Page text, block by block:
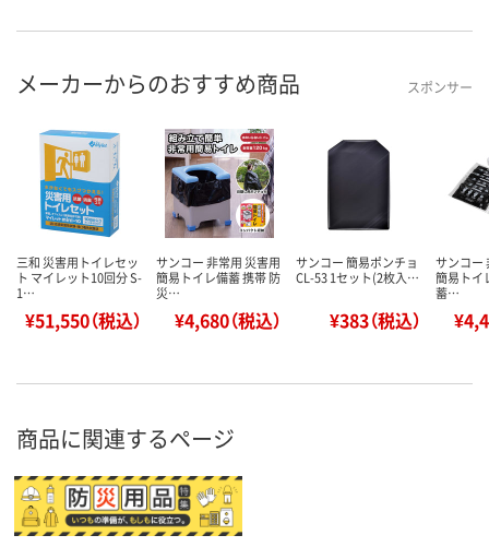
メーカーからのおすすめ商品 スポンサー
三和 災害用トイレセッ
ト マイレット10回分 S-
1…
¥51,550（税込）
サンコー 非常用 災害用
簡易トイレ備蓄 携帯 防
災…
¥4,680（税込）
サンコー 簡易ポンチョ
CL-53 1セット(2枚入…
¥383（税込）
サンコー
簡易トイ
蓄…
商品に関連するページ